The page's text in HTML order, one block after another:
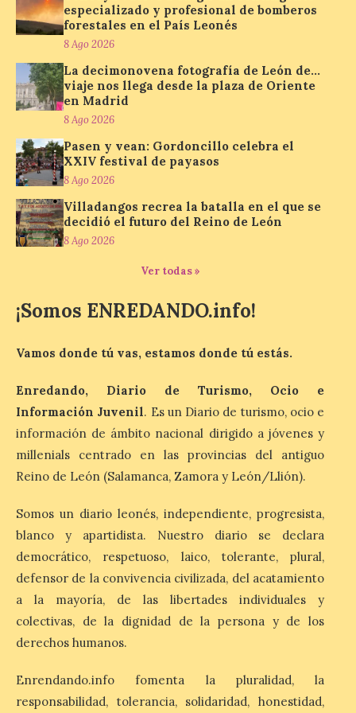
de…viaje. Una iniciativa
organizado por la sección
juvenil de la Asociación
Enróllate, la Asociación
Conceyu País Llionés y el Diario de
Turismo, Ocio e Información para
jóvenes “Enredando.info”. Pilar Aller Aller
nos envía la décimo […]
Los minerales y sus usos
más comunes centran la
nueva exposición del
Museo de la Siderurgia y
la Minería de Sabero
La exposición que se
media de la mañana,
durante la ‘Feria de
León’, podrá visitarse hasta finales del
mes de noviembre, con […]
La Bañeza inicia sus
fiestas con el pregón a
Matilla
8 Ago 2026
El Ayuntamiento de La
Bañeza designa a Arturo
Martínez Matilla como
pregonero de las Fiestas
2026. Tendrá lugar este
teatro municipal de La Bañeza. El
comunicador astorgano Arturo Martínez
Matilla, […]
especializado y profesional de bomberos
forestales en el País Leonés
8 Ago 2026
La decimonovena fotografía de León de…
viaje nos llega desde la plaza de Oriente
en Madrid
8 Ago 2026
Pasen y vean: Gordoncillo celebra el
XXIV festival de payasos
8 Ago 2026
Villadangos recrea la batalla en el que se
decidió el futuro del Reino de León
8 Ago 2026
Ver todas »
¡Somos ENREDANDO.info!
Vamos donde tú vas, estamos donde tú estás.
Enredando, Diario de Turismo, Ocio e
Información Juvenil. Es un Diario de turismo, ocio e
información de ámbito nacional dirigido a jóvenes y
millenials centrado en las provincias del antiguo
Reino de León (Salamanca, Zamora y León/Llión).
Somos un diario leonés, independiente, progresista,
blanco y apartidista. Nuestro diario se declara
democrático, respetuoso, laico, tolerante, plural,
defensor de la convivencia civilizada, del acatamiento
a la mayoría, de las libertades individuales y
colectivas, de la dignidad de la persona y de los
derechos humanos.
Enrendando.info fomenta la pluralidad, la
responsabilidad, tolerancia, solidaridad, honestidad,